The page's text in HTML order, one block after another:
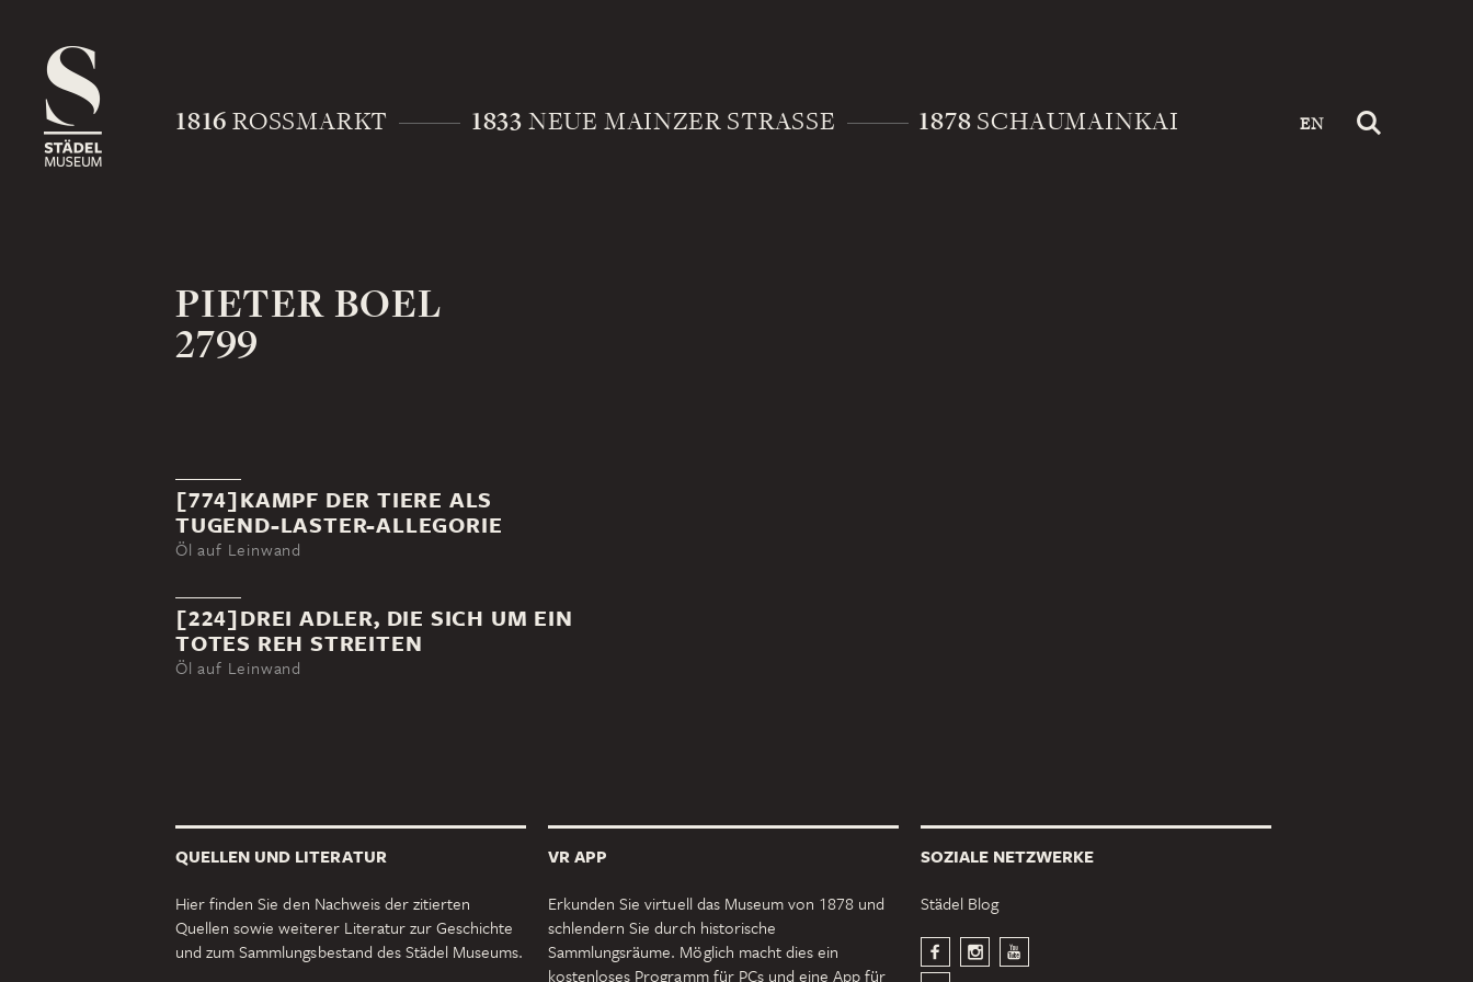
1816 ROSSMARKT 1833 NEUE MAINZER STRASSE 1878 SCHAUMAINKAI EN
PIETER BOEL
2799
[774]KAMPF DER TIERE ALS
TUGEND-LASTER-ALLEGORIE
Öl auf Leinwand
[224]DREI ADLER, DIE SICH UM EIN
TOTES REH STREITEN
Öl auf Leinwand
QUELLEN UND LITERATUR
Hier finden Sie den Nachweis der zitierten
Quellen sowie weiterer Literatur zur Geschichte
und zum Sammlungsbestand des Städel Museums.
VR APP
Erkunden Sie virtuell das Museum von 1878 und
schlendern Sie durch historische
Sammlungsräume. Möglich macht dies ein
kostenloses Programm für PCs und eine App für
SOZIALE NETZWERKE
Städel Blog